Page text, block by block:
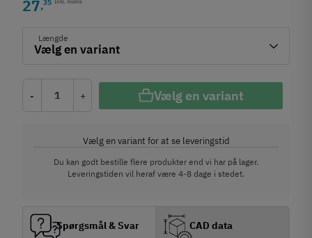
27,35
Længde
- + Vælg en variant
Vælg en variant for at se leveringstid
Du kan godt bestille flere produkter end vi har på lager.
Leveringstiden vil heraf være 4-8 dage i stedet.
Spørgsmål & Svar CAD data